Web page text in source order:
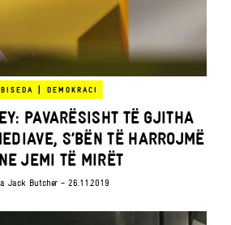
BISEDA | DEMOKRACI
PAVARËSISHT TË GJITHA
S’BËN TË HARROJMË
JEMI TË MIRËT
Jack Butcher - 26.11.2019